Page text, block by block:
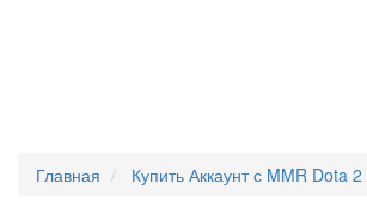
Главная Купить Аккаунт с MMR Dota 2